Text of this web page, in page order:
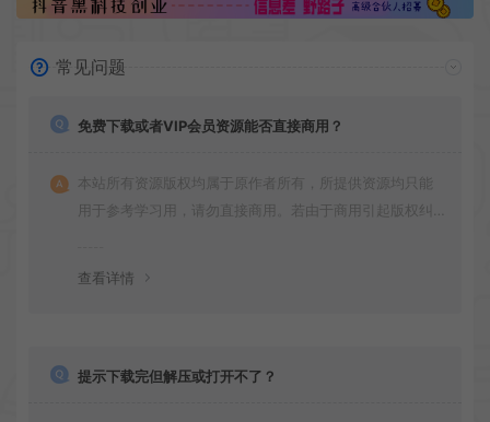
常见问题
免费下载或者VIP会员资源能否直接商用？
本站所有资源版权均属于原作者所有，所提供资源均只能
用于参考学习用，请勿直接商用。若由于商用引起版权纠
查看详情
提示下载完但解压或打开不了？